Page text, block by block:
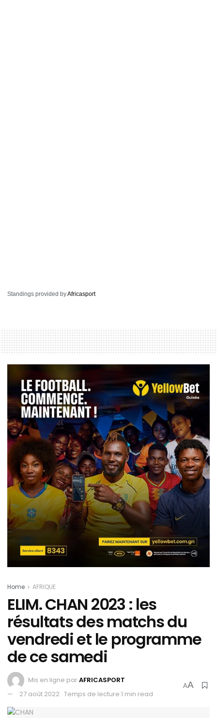
Standings provided byAfricasport
Home AFRIQUE
ELIM. CHAN 2023 : les
résultats des matchs du
vendredi et le programme
de ce samedi
Mis en ligne parAFRICASPORT
27 août 2022 Temps de lecture:1 min read
AA